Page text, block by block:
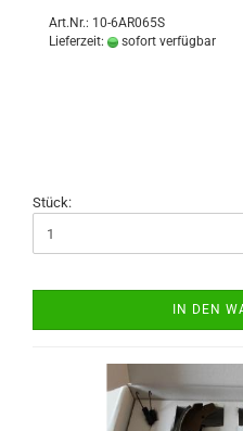
Art.Nr.: 10-6AR065S
Lieferzeit:
sofort verfügbar
Stück:
IN DEN